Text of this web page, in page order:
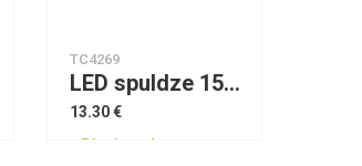
TC4269
LED spuldze 15W PAR38 E27 2700K VTAC
13.30 €
Pieejams!